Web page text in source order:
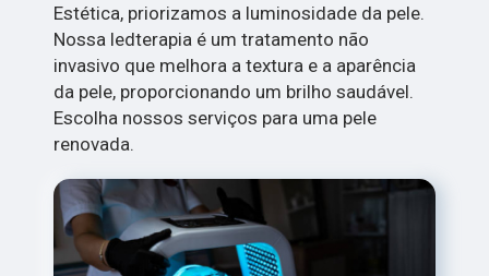
Estética, priorizamos a luminosidade da pele.
Nossa ledterapia é um tratamento não
invasivo que melhora a textura e a aparência
da pele, proporcionando um brilho saudável.
Escolha nossos serviços para uma pele
renovada.